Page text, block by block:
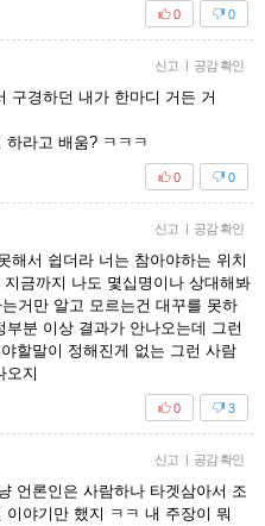
0
0
신고 | 공감 확인
구경하던 내가 한마디 거든 거
라고 배움? ㅋㅋㅋ
0
0
신고 | 공감 확인
해서 쉽더라 너는 참아야하는 위치
금까지 나도 몇십명이나 상대해봐
거만 알고 모르는건 대꾸를 못하
분 이상 결과가 안나오는데 그런
할말이 정해진게 없는 그런 사람
오지
3
0
신고 | 공감 확인
언론인은 사람하나 타겟삼아서 조
야기만 했지 ㅋㅋ 내 주장이 뭐